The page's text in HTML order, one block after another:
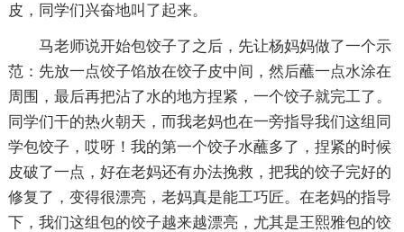
皮，同学们兴奋地叫了起来。
马老师说开始包饺子了之后，先让杨妈妈做了一个示
范：先放一点饺子馅放在饺子皮中间，然后蘸一点水涂在
周围，最后再把沾了水的地方捏紧，一个饺子就完工了。
同学们干的热火朝天，而我老妈也在一旁指导我们这组同
学包饺子，哎呀！我的第一个饺子水蘸多了，捏紧的时候
皮破了一点，好在老妈还有办法挽救，把我的饺子完好的
修复了，变得很漂亮，老妈真是能工巧匠。在老妈的指导
下，我们这组包的饺子越来越漂亮，尤其是王熙雅包的饺